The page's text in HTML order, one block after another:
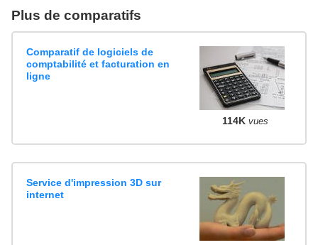
Plus de comparatifs
Comparatif de logiciels de
comptabilité et facturation en
ligne
114K vues
Service d'impression 3D sur
internet